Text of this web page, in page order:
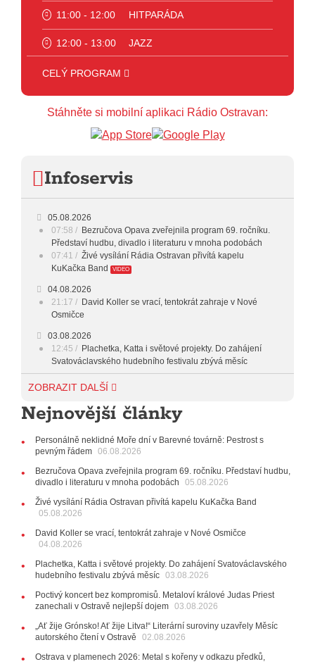
11:00 - 12:00 HITPARÁDA
12:00 - 13:00 JAZZ
13:00 - 14:00
14:00 - 15:00 FOLK
15:00 - 16:00 POP STARS
ŽIVĚ: ROZHOVOR S KAPELOU
KUKAČKA BAND
18:00 - 20:00 INDEPENDENT
20:00 - 23:00 VEČERNÍ MIX
CELÝ PROGRAM
Stáhněte si mobilní aplikaci Rádio Ostravan:
Infoservis
05.08.2026
07:58
Bezručova Opava zveřejnila program 69. ročníku.
Představí hudbu, divadlo i literaturu v mnoha podobách
07:41
Živé vysílání Rádia Ostravan přivítá kapelu
KuKačka Band
VIDEO
04.08.2026
21:17
David Koller se vrací, tentokrát zahraje v Nové
Osmičce
03.08.2026
12:45
Plachetka, Katta i světové projekty. Do zahájení
Svatováclavského hudebního festivalu zbývá měsíc
29.07.2026
listopadu v klubu Barrák
VIDEO
10:33
Úsměvné historky ze života ostravské kapely
kláves
28.07.2026
15:51
Koncert legendárních Judas Priest se blíží. Zbývá
27.07.2026
držitelka Ceny Thálie za celoživotní mistrovství
Kirschner, návštěvníci nově zaplatí už jen pomocí čipů
17:06
Zpěvačka Tanja vydala nové EP Plamen VIDEO
10:02
Kapela Midnight v Rádiu Ostravan: Od minulého
ZOBRAZIT DALŠÍ
Nejnovější články
Personálně neklidné Moře dní v Barevné továrně: Pestrost s
pevným řádem 06.08.2026
Bezručova Opava zveřejnila program 69. ročníku. Představí hudbu,
divadlo i literaturu v mnoha podobách
05.08.2026
Živé vysílání Rádia Ostravan přivítá kapelu KuKačka Band
05.08.2026
David Koller se vrací, tentokrát zahraje v Nové Osmičce
04.08.2026
Plachetka, Katta i světové projekty. Do zahájení Svatováclavského
hudebního festivalu zbývá měsíc 03.08.2026
Poctivý koncert bez kompromisů. Metaloví králové Judas Priest
zanechali v Ostravě nejlepší dojem 03.08.2026
„Ať žije Grónsko! Ať žije Litva!“ Literární suroviny uzavřely Měsíc
autorského čtení v Ostravě
02.08.2026
Ostrava v plamenech 2026: Metal s kořeny v odkazu předků,